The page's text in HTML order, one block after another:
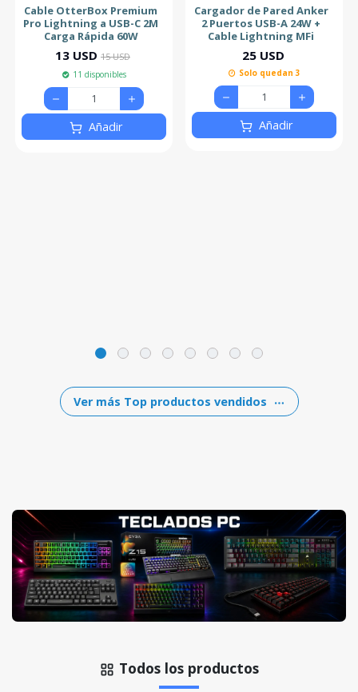
Cable OtterBox Premium
Pro Lightning a USB-C 2M
Carga Rápida 60W
13 USD 15 USD
11 disponibles
Añadir
Cargador de Pared Anker
2 Puertos USB-A 24W +
Cable Lightning MFi
25 USD
Solo quedan 3
Añadir
Ver más Top productos vendidos
Todos los productos